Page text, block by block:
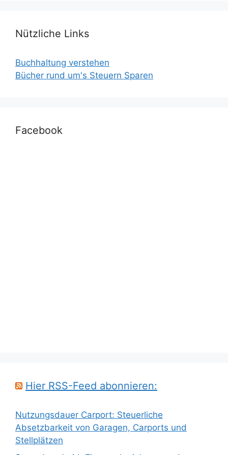
Nützliche Links
Buchhaltung verstehen
Bücher rund um's Steuern Sparen
Facebook
Hier RSS-Feed abonnieren:
Nutzungsdauer Carport: Steuerliche
Absetzbarkeit von Garagen, Carports und
Stellplätzen